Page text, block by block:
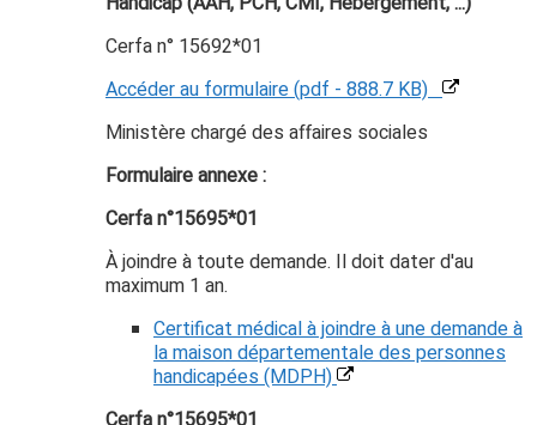
Cerfa n° 15692*01
Accéder au formulaire (pdf - 888.7 KB)
Ministère chargé des affaires sociales
Formulaire annexe :
Cerfa n°15695*01
À joindre à toute demande. Il doit dater d'au
maximum 1 an.
Certificat médical à joindre à une demande à
la maison départementale des personnes
handicapées (MDPH)